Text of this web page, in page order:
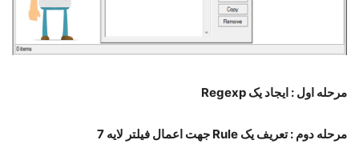
مرحله اول : ایجاد یک Regexp
مرحله دوم : تعریف یک Rule جهت اعمال فیلتر لایه 7